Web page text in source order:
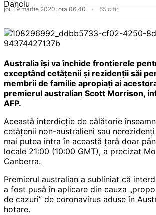
joi, 19 martie 2020, ora 06:40 65 citiri
Australia îşi va închide frontierele
exceptând cetăţenii şi rezidenţii săi
membrii de familie apropiaţi ai
premierul australian Scott Morrison,
AFP.
Această interdicţie de călătorie
cetăţenii non-australieni sau
mai putea intra în această ţară doar
locale 21:00 (10:00 GMT), a precizat
Canberra.
Premierul australian a subliniat că
a fost pusă în aplicare din cauza
de cazuri” de coronavirus aduse în
hotare.